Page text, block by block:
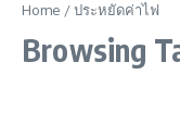
Home /ประหยัดค่าไฟ
Browsing